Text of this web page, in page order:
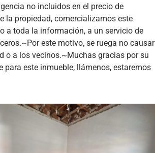
no incluidos en el precio de
la propiedad, comercializamos este
a toda la información, a un servicio de
este motivo, se ruega no causar
o a los vecinos.~Muchas gracias por su
este inmueble, llámenos, estaremos